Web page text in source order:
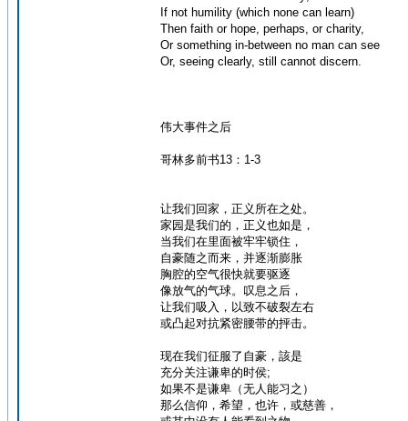
If not humility (which none can learn)
Then faith or hope, perhaps, or charity,
Or something in-between no man can see
Or, seeing clearly, still cannot discern.
伟大事件之后
哥林多前书13：1-3
让我们回家，正义所在之处。
家园是我们的，正义也如是，
当我们在里面被牢牢锁住，
自豪随之而来，并逐渐膨胀
胸腔的空气很快就要驱逐
像放气的气球。叹息之后，
让我们吸入，以致不破裂左右
或凸起对抗紧密腰带的抨击。
现在我们征服了自豪，該是
充分关注谦卑的时侯;
如果不是谦卑（无人能习之）
那么信仰，希望，也许，或慈善，